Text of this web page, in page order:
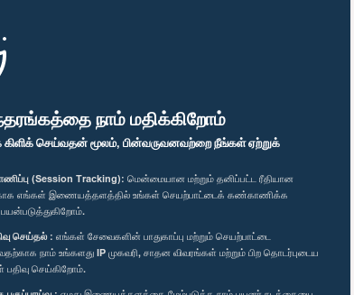
நாம் மதிக்கிறோம்
செய்வதன் மூலம், பின்வருவனவற்றை நீங்கள் ஏற்றுக்
(Session Tracking): மென்மையான மற்றும் தனிப்பட்ட ரீதியான
எங்கள் இணையத்தளத்தில் உங்கள் செயற்பாட்டைக் கண்காணிக்க
செய்தல் : எங்கள் சேவைகளின் பாதுகாப்பு மற்றும் செயற்பாட்டை
நாம் உங்களது IP முகவரி, சாதன விவரங்கள் மற்றும் பிற தொடர்புடைய
செய்கிறோம்.